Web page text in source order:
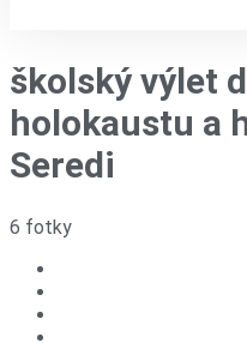
školský výlet
holokaustu a
Seredi
6 fotky